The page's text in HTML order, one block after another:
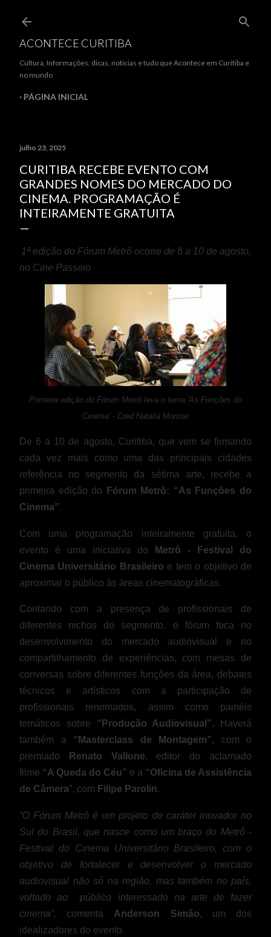
ACONTECE CURITIBA
Cultura, Informações, dicas, noticias e tudo que Acontece em Curitiba e
no mundo
PÁGINA INICIAL
julho 23, 2025
CURITIBA RECEBE EVENTO COM
GRANDES NOMES DO MERCADO DO
CINEMA. PROGRAMAÇÃO É
INTEIRAMENTE GRATUITA
1ª edição do Fórum Metrô ocorre de 6 a 10 de agosto,
no Cine Passeio
Primeira edição do Fórum Metrô leva o tema 'As Funções do
Cinema' - Cred Natalia Monroe
De 6 a 10 de agosto, Curitiba, que vem se firmando
cada vez mais como uma das principais cidades
referência no segmento da sétima arte, recebe a
primeira edição do
Fórum Metrô: “As Funções do
Cinema”.
Com uma programação inteiramente gratuita, o
evento é uma iniciativa do
Metrô - Festival do
Cinema Universitário Brasileiro e tem o objetivo de
aproximar o público às áreas cinematográficas.
Contando com a presença de profissionais de
diferentes nichos do segmento, o fórum foca no
desenvolvimento do mercado audiovisual e no
compartilhamento de experiências, com mesas de
conversas sobre diferentes funções da área, debates
técnicos e artísticos com a participação de
profissionais renomados, assim como painéis
temáticos sobre “Produção Audiovisual”.
Haverá
também a “Masterclass de Montagem”, com o
premiado
Renato Vallone, editor do aclamado
filme “A Queda do Céu” e a “Oficina de Assistência
de Câmera”, com Filipe Parolin.
“O Fórum Metrô é um projeto de caráter inovador no
Sul do Brasil, que nasce como um braço do Metrô -
Festival do Cinema Universitário Brasileiro, com o
objetivo de fortalecer e desenvolver o mercado
audiovisual não só na região, mas também no país,
voltado ao público interessado na arte de fazer
cinema”, comenta Anderson Simão, um dos
idealizadores do evento.